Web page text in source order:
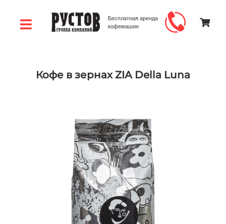
Бесплатная аренда
кофемашин
Кофе в зернах ZIA Della Luna